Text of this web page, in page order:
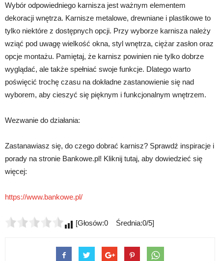
Wybór odpowiedniego karnisza jest ważnym elementem
dekoracji wnętrza. Karnisze metalowe, drewniane i plastikowe to
tylko niektóre z dostępnych opcji. Przy wyborze karnisza należy
wziąć pod uwagę wielkość okna, styl wnętrza, ciężar zasłon oraz
opcje montażu. Pamiętaj, że karnisz powinien nie tylko dobrze
wyglądać, ale także spełniać swoje funkcje. Dlatego warto
poświęcić trochę czasu na dokładne zastanowienie się nad
wyborem, aby cieszyć się pięknym i funkcjonalnym wnętrzem.
Wezwanie do działania:
Zastanawiasz się, do czego dobrać karnisz? Sprawdź inspiracje i
porady na stronie Bankowe.pl! Kliknij tutaj, aby dowiedzieć się
więcej:
https://www.bankowe.pl/
[Głosów:0 Średnia:0/5]